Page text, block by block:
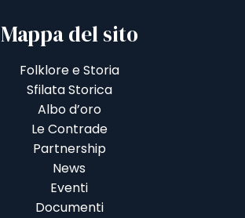
Mappa del sito
Folklore e Storia
Sfilata Storica
Albo d’oro
Le Contrade
Partnership
News
Eventi
Documenti